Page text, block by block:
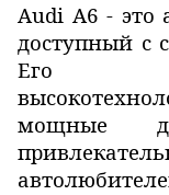
Audi A6 - это
доступный с
Его
мощные